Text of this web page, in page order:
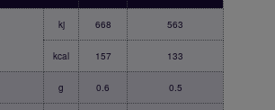
kj 668 563
kcal 157 133
g 0.6 0.5